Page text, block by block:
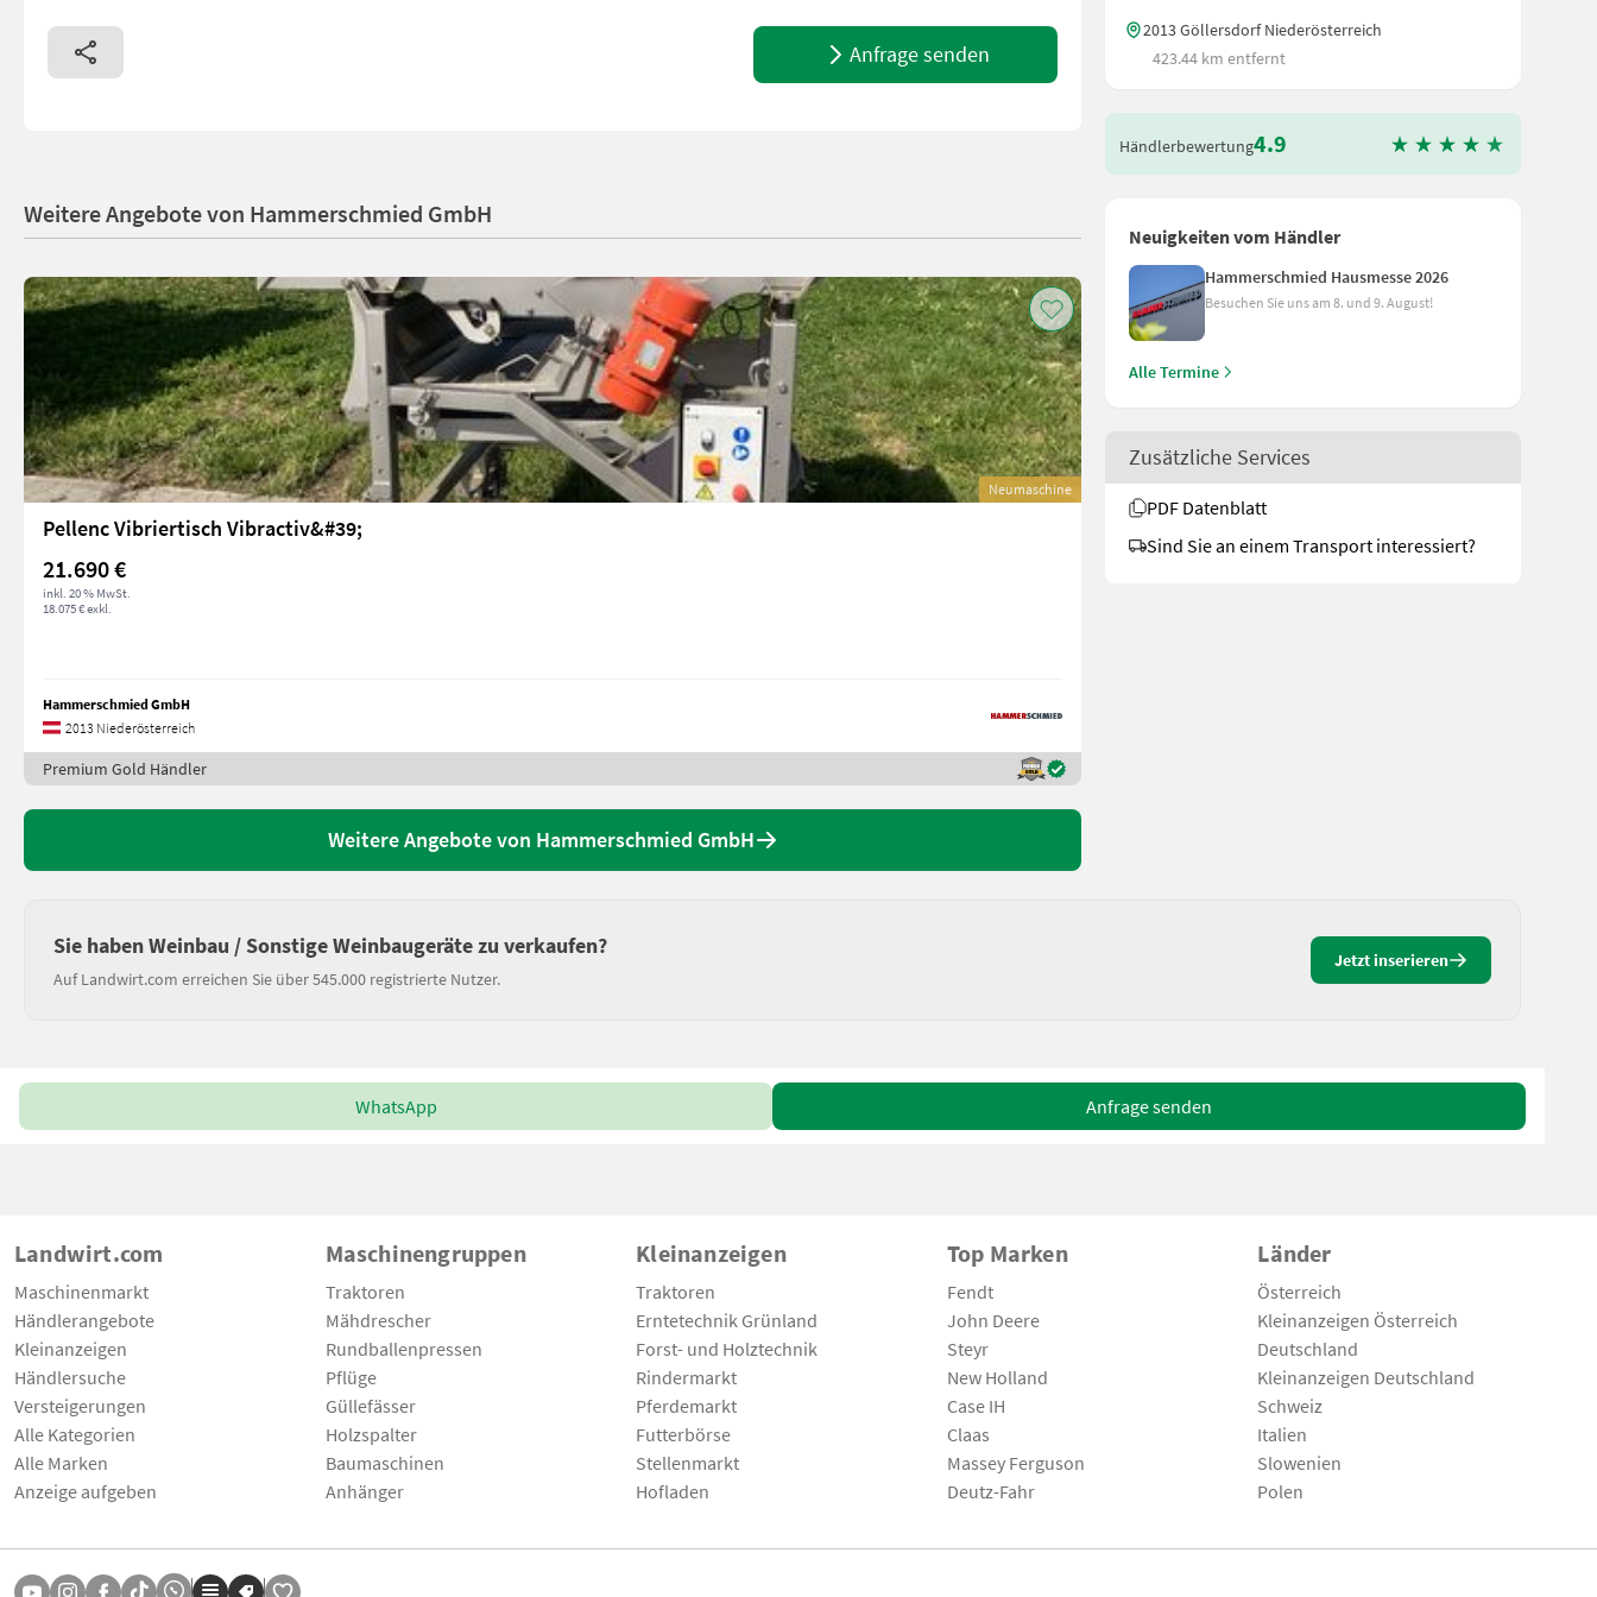
Anfrage senden
2013 Göllersdorf Niederösterreich
423.44 km entfernt
Händlerbewertung4.9
Neuigkeiten vom Händler
Hammerschmied Hausmesse 2026
Besuchen Sie uns am 8. und 9. August!
Alle Termine
Zusätzliche Services
PDF Datenblatt
Sind Sie an einem Transport interessiert?
Weitere Angebote von Hammerschmied GmbH
Neumaschine
Pellenc Vibriertisch Vibractiv&#39;
21.690 €
inkl. 20 % MwSt.
18.075 € exkl.
Hammerschmied GmbH
2013 Niederösterreich
Premium Gold Händler
Weitere Angebote von Hammerschmied GmbH
Sie haben Weinbau / Sonstige Weinbaugeräte zu verkaufen?
Auf Landwirt.com erreichen Sie über 545.000 registrierte Nutzer.
Jetzt inserieren
WhatsApp Anfrage senden
Landwirt.com
Maschinenmarkt
Händlerangebote
Kleinanzeigen
Händlersuche
Versteigerungen
Alle Kategorien
Alle Marken
Anzeige aufgeben
Maschinengruppen
Traktoren
Mähdrescher
Rundballenpressen
Pflüge
Güllefässer
Holzspalter
Baumaschinen
Anhänger
Kleinanzeigen
Traktoren
Erntetechnik Grünland
Forst- und Holztechnik
Rindermarkt
Pferdemarkt
Futterbörse
Stellenmarkt
Hofladen
Top Marken
Fendt
John Deere
Steyr
New Holland
Case IH
Claas
Massey Ferguson
Deutz-Fahr
Länder
Österreich
Kleinanzeigen Österreich
Deutschland
Kleinanzeigen Deutschland
Schweiz
Italien
Slowenien
Polen